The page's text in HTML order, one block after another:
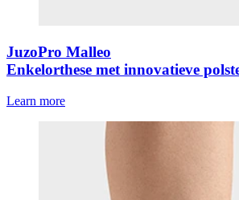
JuzoPro Malleo
Enkelorthese met innovatieve
Learn more